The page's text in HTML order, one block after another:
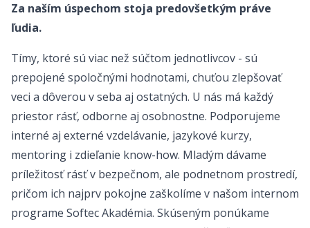
Za naším úspechom stoja predovšetkým práve
ľudia.
Tímy, ktoré sú viac než súčtom jednotlivcov - sú
prepojené spoločnými hodnotami, chuťou zlepšovať
veci a dôverou v seba aj ostatných. U nás má každý
priestor rásť, odborne aj osobnostne. Podporujeme
interné aj externé vzdelávanie, jazykové kurzy,
mentoring i zdieľanie know-how. Mladým dávame
príležitosť rásť v bezpečnom, ale podnetnom prostredí,
pričom ich najprv pokojne zaškolíme v našom internom
programe Softec Akadémia. Skúseným ponúkame